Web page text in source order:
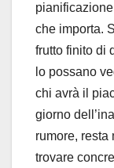
che importa.
frutto finito di
lo possano
chi avrà il
giorno
rumore, resta
trovare